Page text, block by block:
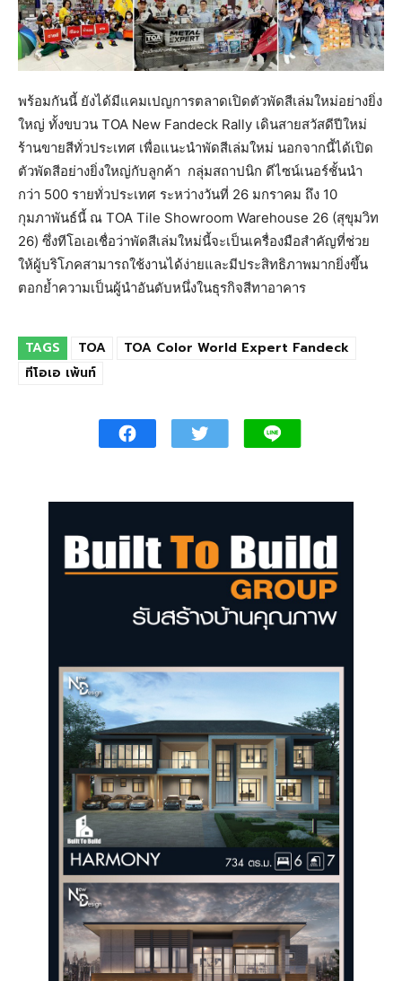
พร้อมกันนี้ ยังได้มีแคมเปญการตลาดเปิดตัวพัดสีเล่มใหม่อย่างยิ่ง
ใหญ่ ทั้งขบวน TOA New Fandeck Rally เดินสายสวัสดีปีใหม่
ร้านขายสีทั่วประเทศ เพื่อแนะนำพัดสีเล่มใหม่ นอกจากนี้ได้เปิด
ตัวพัดสีอย่างยิ่งใหญ่กับลูกค้า กลุ่มสถาปนิก ดีไซน์เนอร์ชั้นนำ
กว่า 500 รายทั่วประเทศ ระหว่างวันที่ 26 มกราคม ถึง 10
กุมภาพันธ์นี้ ณ TOA Tile Showroom Warehouse 26 (สุขุมวิท
26) ซึ่งทีโอเอเชื่อว่าพัดสีเล่มใหม่นี้จะเป็นเครื่องมือสำคัญที่ช่วย
ให้ผู้บริโภคสามารถใช้งานได้ง่ายและมีประสิทธิภาพมากยิ่งขึ้น
ตอกย้ำความเป็นผู้นำอันดับหนึ่งในธุรกิจสีทาอาคาร
TAGS TOA
TOA Color World Expert Fandeck
ทีโอเอ เพ้นท์